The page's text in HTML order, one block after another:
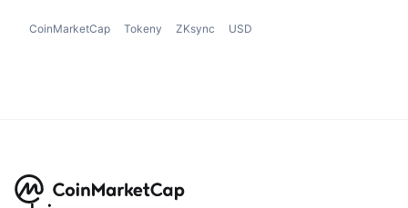
CoinMarketCap Tokeny ZKsync USD